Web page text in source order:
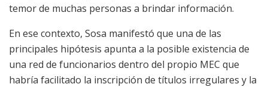
temor de muchas personas a brindar información.
En ese contexto, Sosa manifestó que una de las
principales hipótesis apunta a la posible existencia de
una red de funcionarios dentro del propio MEC que
habría facilitado la inscripción de títulos irregulares y la